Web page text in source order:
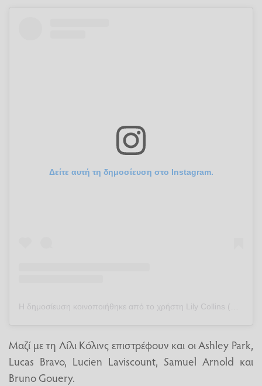
Δείτε αυτή τη δημοσίευση στο Instagram.
Μαζί με τη Λίλι Κόλινς επιστρέφουν και οι Ashley Park,
Lucas Bravo, Lucien Laviscount, Samuel Arnold και
Bruno Gouery.